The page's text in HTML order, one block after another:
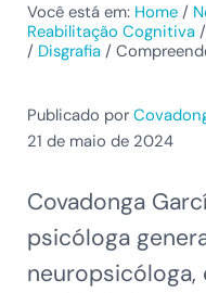
Você está em: Home /
Reabilitação Cognitiva /
/ Disgrafia /
Publicado por
21 de maio de 2024
Covadonga
psicóloga